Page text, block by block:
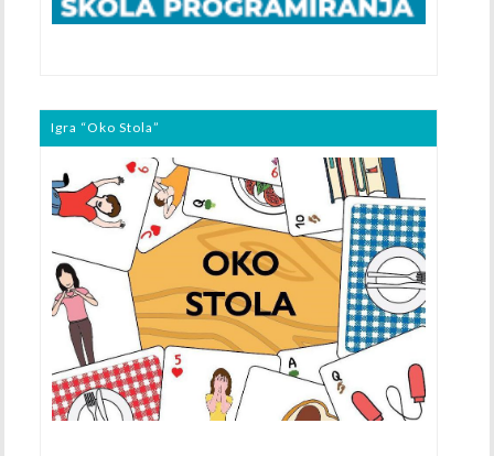
Igra “Oko Stola”